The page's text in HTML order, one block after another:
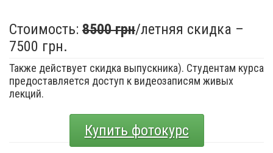
Стоимость: 8500 грн/летняя скидка –
7500 грн.
Также действует скидка выпускника). Студентам курса
предоставляется доступ к видеозаписям живых
лекций.
Купить фотокурс